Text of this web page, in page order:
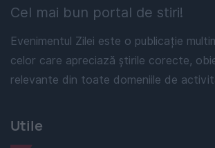
Cel mai bun portal de stiri!
Evenimentul Zilei este o publicație
celor care apreciază știrile corecte,
relevante din toate domeniile de
Utile